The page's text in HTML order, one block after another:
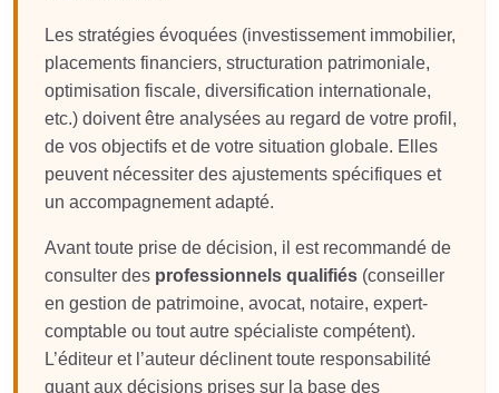
Les stratégies évoquées (investissement immobilier,
placements financiers, structuration patrimoniale,
optimisation fiscale, diversification internationale,
etc.) doivent être analysées au regard de votre profil,
de vos objectifs et de votre situation globale. Elles
peuvent nécessiter des ajustements spécifiques et
un accompagnement adapté.
Avant toute prise de décision, il est recommandé de
consulter des professionnels qualifiés (conseiller
en gestion de patrimoine, avocat, notaire, expert-
comptable ou tout autre spécialiste compétent).
L’éditeur et l’auteur déclinent toute responsabilité
quant aux décisions prises sur la base des